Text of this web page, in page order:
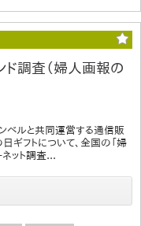
ド調査（婦人画報の
ベルと共同運営する通信販
ギフトについて、全国の「婦
ット調査...